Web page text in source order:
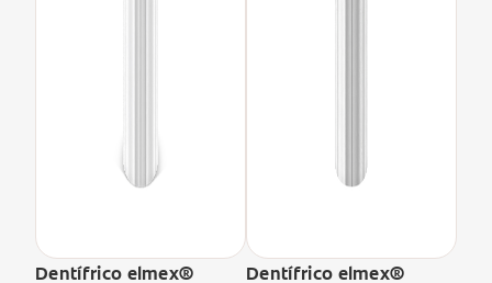
Dentífrico elmex®
Dentífrico elmex®